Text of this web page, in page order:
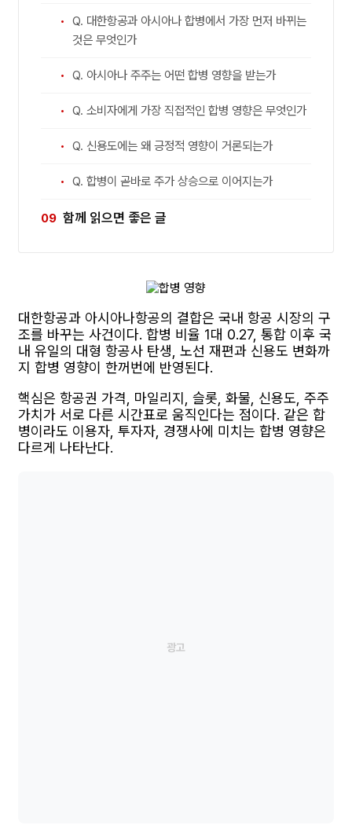
Q. 대한항공과 아시아나 합병에서 가장 먼저 바뀌는
것은 무엇인가
Q. 아시아나 주주는 어떤 합병 영향을 받는가
Q. 소비자에게 가장 직접적인 합병 영향은 무엇인가
Q. 신용도에는 왜 긍정적 영향이 거론되는가
Q. 합병이 곧바로 주가 상승으로 이어지는가
함께 읽으면 좋은 글
대한항공과 아시아나항공의 결합은 국내 항공 시장의 구
조를 바꾸는 사건이다. 합병 비율 1대 0.27, 통합 이후 국
내 유일의 대형 항공사 탄생, 노선 재편과 신용도 변화까
지 합병 영향이 한꺼번에 반영된다.
핵심은 항공권 가격, 마일리지, 슬롯, 화물, 신용도, 주주
가치가 서로 다른 시간표로 움직인다는 점이다. 같은 합
병이라도 이용자, 투자자, 경쟁사에 미치는 합병 영향은
다르게 나타난다.